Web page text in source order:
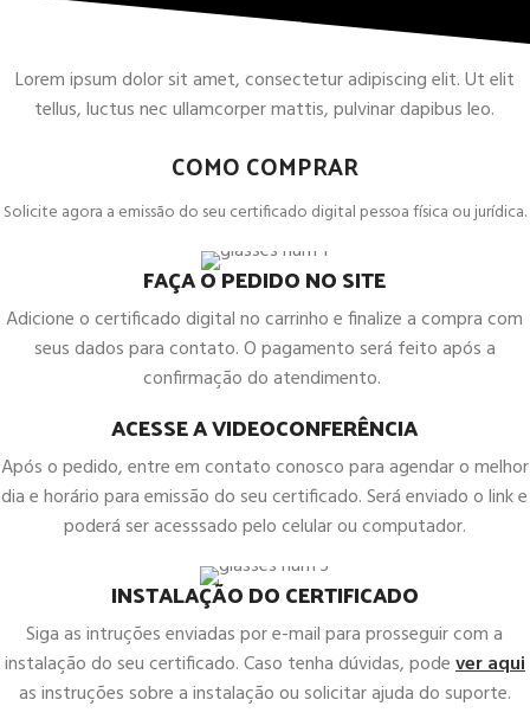
Lorem ipsum dolor sit amet, consectetur adipiscing elit. Ut elit
tellus, luctus nec ullamcorper mattis, pulvinar dapibus leo.
COMO COMPRAR
Solicite agora a emissão do seu certificado digital pessoa física ou jurídica.
FAÇA O PEDIDO NO SITE
Adicione o certificado digital no carrinho e finalize a compra com
seus dados para contato. O pagamento será feito após a
confirmação do atendimento.
ACESSE A VIDEOCONFERÊNCIA
Após o pedido, entre em contato conosco para agendar o melhor
dia e horário para emissão do seu certificado. Será enviado o link e
poderá ser acesssado pelo celular ou computador.
INSTALAÇÃO DO CERTIFICADO
Siga as intruções enviadas por e-mail para prosseguir com a
instalação do seu certificado. Caso tenha dúvidas, podever aqui
as instruções sobre a instalação ou solicitar ajuda do suporte.